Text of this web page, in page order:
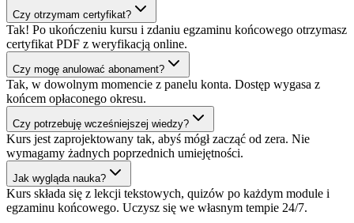
Czy otrzymam certyfikat?
Tak! Po ukończeniu kursu i zdaniu egzaminu końcowego otrzymasz
certyfikat PDF z weryfikacją online.
Czy mogę anulować abonament?
Tak, w dowolnym momencie z panelu konta. Dostęp wygasa z
końcem opłaconego okresu.
Czy potrzebuję wcześniejszej wiedzy?
Kurs jest zaprojektowany tak, abyś mógł zacząć od zera. Nie
wymagamy żadnych poprzednich umiejętności.
Jak wygląda nauka?
Kurs składa się z lekcji tekstowych, quizów po każdym module i
egzaminu końcowego. Uczysz się we własnym tempie 24/7.